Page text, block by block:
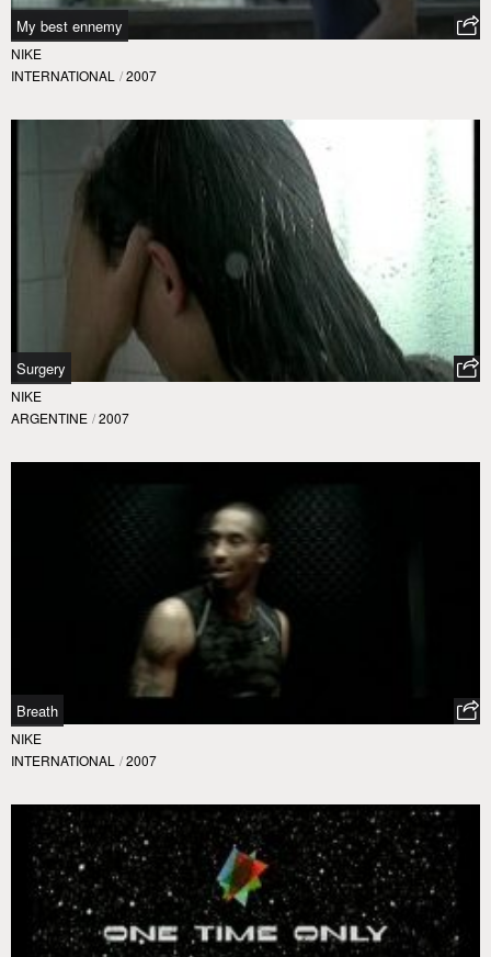
My best ennemy
NIKE
INTERNATIONAL / 2007
Surgery
NIKE
ARGENTINE / 2007
Breath
NIKE
INTERNATIONAL / 2007